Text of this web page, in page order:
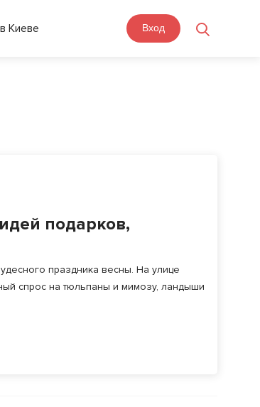
Киеве Вход
подарков,
праздника весны. На улице
спрос на тюльпаны и мимозу, ландыши